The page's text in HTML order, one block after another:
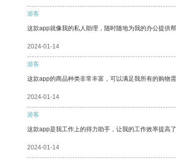
游客
这款app就像我的私人助理，随时随地为我的办公提供帮
2024-01-14
游客
这款app的商品种类非常丰富，可以满足我所有的购物需
2024-01-14
游客
这款app是我工作上的得力助手，让我的工作效率提高
2024-01-14